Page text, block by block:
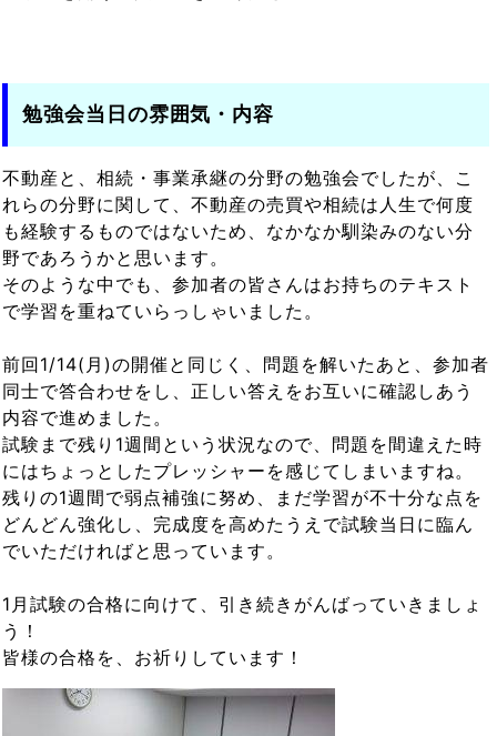
勉強会当日の雰囲気・内容
不動産と、相続・事業承継の分野の勉強会でしたが、こ
れらの分野に関して、不動産の売買や相続は人生で何度
も経験するものではないため、なかなか馴染みのない分
野であろうかと思います。
そのような中でも、参加者の皆さんはお持ちのテキスト
で学習を重ねていらっしゃいました。
前回1/14(月)の開催と同じく、問題を解いたあと、参加者
同士で答合わせをし、正しい答えをお互いに確認しあう
内容で進めました。
試験まで残り1週間という状況なので、問題を間違えた時
にはちょっとしたプレッシャーを感じてしまいますね。
残りの1週間で弱点補強に努め、まだ学習が不十分な点を
どんどん強化し、完成度を高めたうえで試験当日に臨ん
でいただければと思っています。
1月試験の合格に向けて、引き続きがんばっていきましょ
う！
皆様の合格を、お祈りしています！